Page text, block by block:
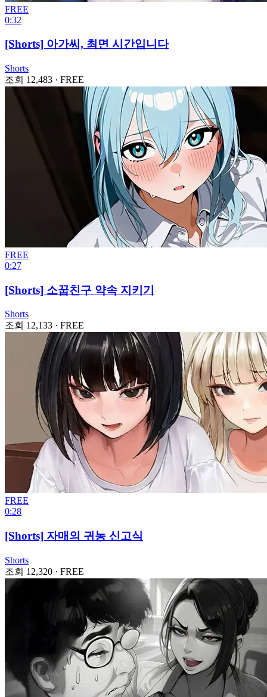
FREE
0:32
[Shorts] 아가씨, 최면 시간입니다
Shorts
조회 12,483 · FREE
FREE
0:27
[Shorts] 소꿉친구 약속 지키기
Shorts
조회 12,133 · FREE
FREE
0:28
[Shorts] 자매의 귀농 신고식
Shorts
조회 12,320 · FREE